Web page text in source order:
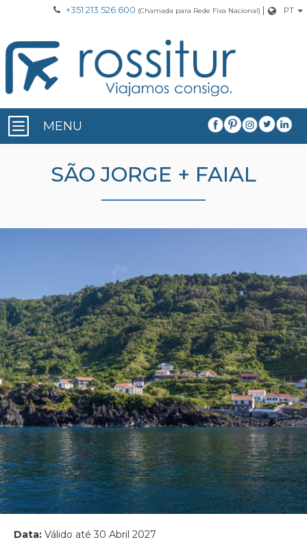
+351 213 526 600 (Chamada para Rede Fixa Nacional) | PT
MENU
SÃO JORGE + FAIAL
Data: Válido até 30 Abril 2027